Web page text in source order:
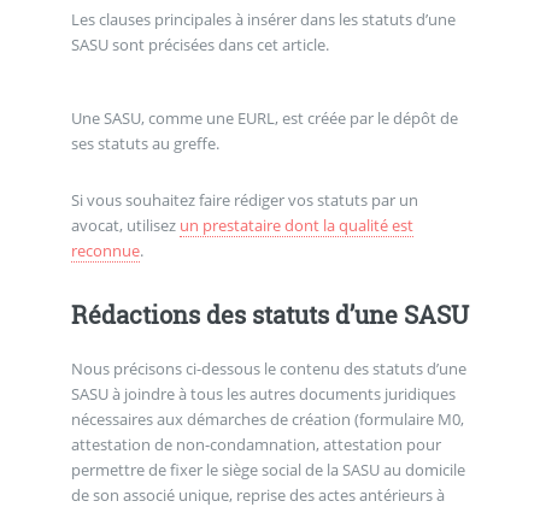
Les clauses principales à insérer dans les statuts d’une
SASU sont précisées dans cet article.
Une SASU, comme une EURL, est créée par le dépôt de
ses statuts au greffe.
Si vous souhaitez faire rédiger vos statuts par un
avocat, utilisez un prestataire dont la qualité est
reconnue.
Rédactions des statuts d’une SASU
Nous précisons ci-dessous le contenu des statuts d’une
SASU à joindre à tous les autres documents juridiques
nécessaires aux démarches de création (formulaire M0,
attestation de non-condamnation, attestation pour
permettre de fixer le siège social de la SASU au domicile
de son associé unique, reprise des actes antérieurs à